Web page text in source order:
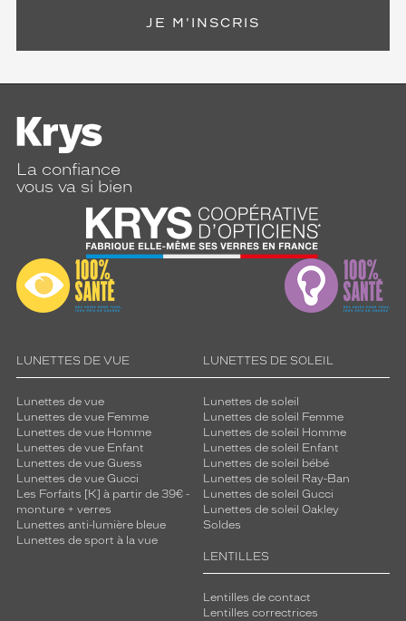
JE M'INSCRIS
La confiance
vous va si bien
LUNETTES DE VUE
Lunettes de vue
Lunettes de vue Femme
Lunettes de vue Homme
Lunettes de vue Enfant
Lunettes de vue Guess
Lunettes de vue Gucci
Les Forfaits [K] à partir de 39€ -
monture + verres
Lunettes anti-lumière bleue
Lunettes de sport à la vue
LUNETTES DE SOLEIL
Lunettes de soleil
Lunettes de soleil Femme
Lunettes de soleil Homme
Lunettes de soleil Enfant
Lunettes de soleil bébé
Lunettes de soleil Ray-Ban
Lunettes de soleil Gucci
Lunettes de soleil Oakley
Soldes
LENTILLES
Lentilles de contact
Lentilles correctrices